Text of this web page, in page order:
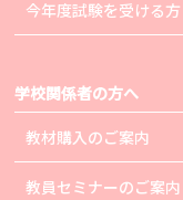
今年度試験を受ける方
学校関係者の方へ
教材購入のご案内
教員セミナーのご案内